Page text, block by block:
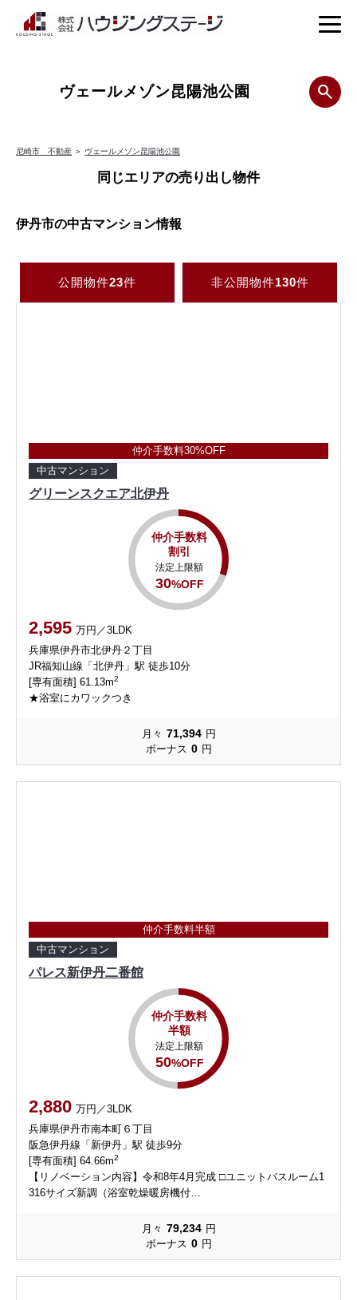
ヴェールメゾン昆陽池公園
尼崎市 不動産 ＞ ヴェールメゾン昆陽池公園
同じエリアの売り出し物件
伊丹市の中古マンション情報
公開物件23件 非公開物件130件
仲介手数料30%OFF
中古マンション
グリーンスクエア北伊丹
仲介手数料
割引
法定上限額
30%OFF
2,595 万円／3LDK
兵庫県伊丹市北伊丹２丁目
JR福知山線「北伊丹」駅 徒歩10分
[専有面積] 61.13m2
★浴室にカワックつき
月々 71,394 円
ボーナス 0 円
仲介手数料半額
中古マンション
パレス新伊丹二番館
仲介手数料
半額
法定上限額
50%OFF
2,880 万円／3LDK
兵庫県伊丹市南本町６丁目
阪急伊丹線「新伊丹」駅 徒歩9分
[専有面積] 64.66m2
【リノベーション内容】令和8年4月完成 □ユニットバスルーム1
316サイズ新調（浴室乾燥暖房機付…
月々 79,234 円
ボーナス 0 円